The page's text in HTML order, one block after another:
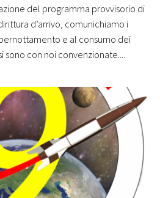
del programma provvisorio di
d’arrivo, comunichiamo i
e al consumo dei
con noi convenzionate....